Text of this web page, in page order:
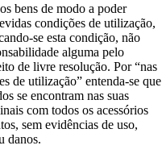
bens de modo a poder
condições de utilização,
se esta condição, não
alguma pelo
de livre resolução. Por “nas
de utilização” entenda-se que
se encontram nas suas
com todos os acessórios
sem evidências de uso,
danos.